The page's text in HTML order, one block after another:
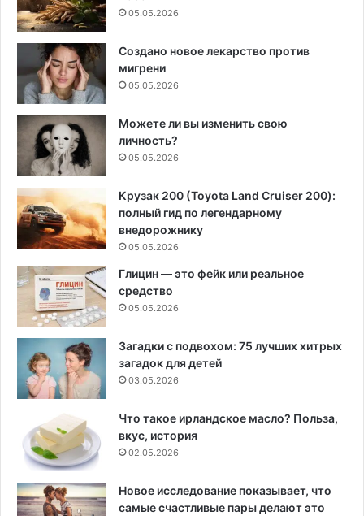
05.05.2026
Создано новое лекарство против
мигрени
05.05.2026
Можете ли вы изменить свою
личность?
05.05.2026
Крузак 200 (Toyota Land Cruiser 200):
полный гид по легендарному
внедорожнику
05.05.2026
Глицин — это фейк или реальное
средство
05.05.2026
Загадки с подвохом: 75 лучших хитрых
загадок для детей
03.05.2026
Что такое ирландское масло? Польза,
вкус, история
02.05.2026
Новое исследование показывает, что
самые счастливые пары делают это